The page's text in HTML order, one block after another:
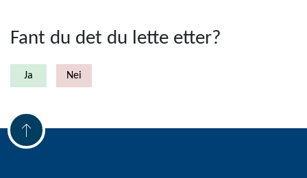
Fant du det du lette etter?